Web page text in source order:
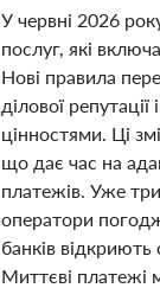
У червні 2026
послуг, які
Нові правила
ділової
цінностями. Ці
що дає час на
платежів. Уже
оператори
банків
Миттєві платежі